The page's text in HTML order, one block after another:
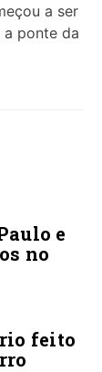
a ser
a ponte da
e
no
feito